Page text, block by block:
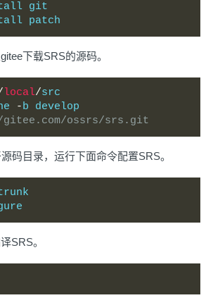
git
patch
下载SRS的源码。
local/src
-b develop
ossrs/srs.git
码目录，运行下面命令配置SRS。
SRS。